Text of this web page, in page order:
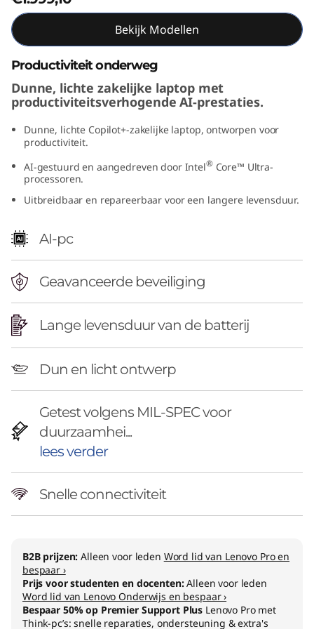
n
e
Bekijk Modellen
Productiviteit onderweg
Dunne, lichte zakelijke laptop met
productiviteitsverhogende AI-prestaties.
Dunne, lichte Copilot+-zakelijke laptop, ontworpen voor
productiviteit.
AI-gestuurd en aangedreven door Intel® Core™ Ultra-
processoren.
Uitbreidbaar en repareerbaar voor een langere levensduur.
AI-pc
Geavanceerde beveiliging
Lange levensduur van de batterij
Dun en licht ontwerp
Getest volgens MIL-SPEC voor
duurzaamhei...
lees verder
Snelle connectiviteit
B2B prijzen:Alleen voor leden Word lid van Lenovo Pro en
bespaar ›
Prijs voor studenten en docenten:Alleen voor leden
Word lid van Lenovo Onderwijs en bespaar ›
Bespaar 50% op Premier Support Plus Lenovo Pro met
Think-pc’s: snelle reparaties, ondersteuning & extra's